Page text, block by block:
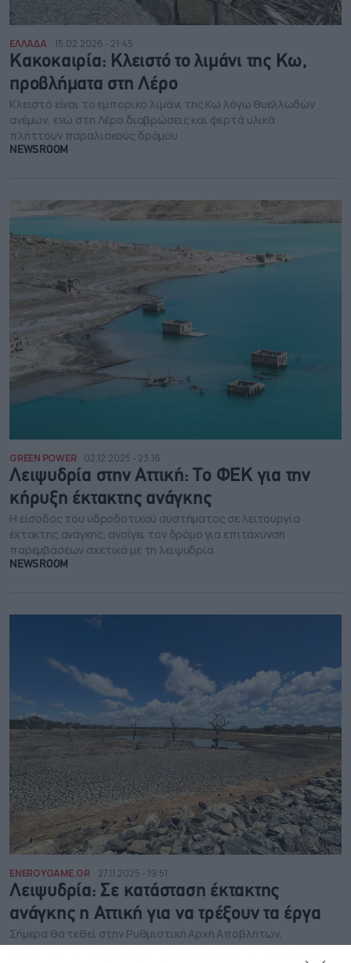
ΕΛΛΑΔΑ 15.02.2026 - 21:45
Κακοκαιρία: Κλειστό το λιμάνι της Κω,
προβλήματα στη Λέρο
Κλειστό είναι το εμπορικό λιμάνι της Κω λόγω θυελλωδών
ανέμων, ενώ στη Λέρο διαβρώσεις και φερτά υλικά
πλήττουν παραλιακούς δρόμου
NEWSROOM
GREEN POWER 02.12.2025 - 23:16
Λειψυδρία στην Αττική: Το ΦΕΚ για την
κήρυξη έκτακτης ανάγκης
Η είσοδος του υδροδοτικού συστήματος σε λειτουργία
έκτακτης ανάγκης, ανοίγει τον δρόμο για επιτάχυνση
παρεμβάσεων σχετικά με τη λειψυδρία
NEWSROOM
ENERGYGAME.GR 27.11.2025 - 19:51
Λειψυδρία: Σε κατάσταση έκτακτης
ανάγκης η Αττική για να τρέξουν τα έργα
Σήμερα θα τεθεί στην Ρυθμιστική Αρχή Αποβλήτων,
Ενέργειας και Υδάτων η κήρυξη της Αττικής σε κατάσταση